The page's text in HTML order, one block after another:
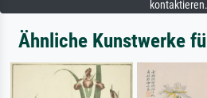
kontaktieren.
Ähnliche Kunstwerke